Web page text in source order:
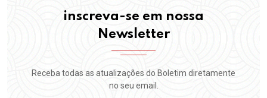
inscreva-se em nossa
Newsletter
Receba todas as atualizações do Boletim diretamente
no seu email.